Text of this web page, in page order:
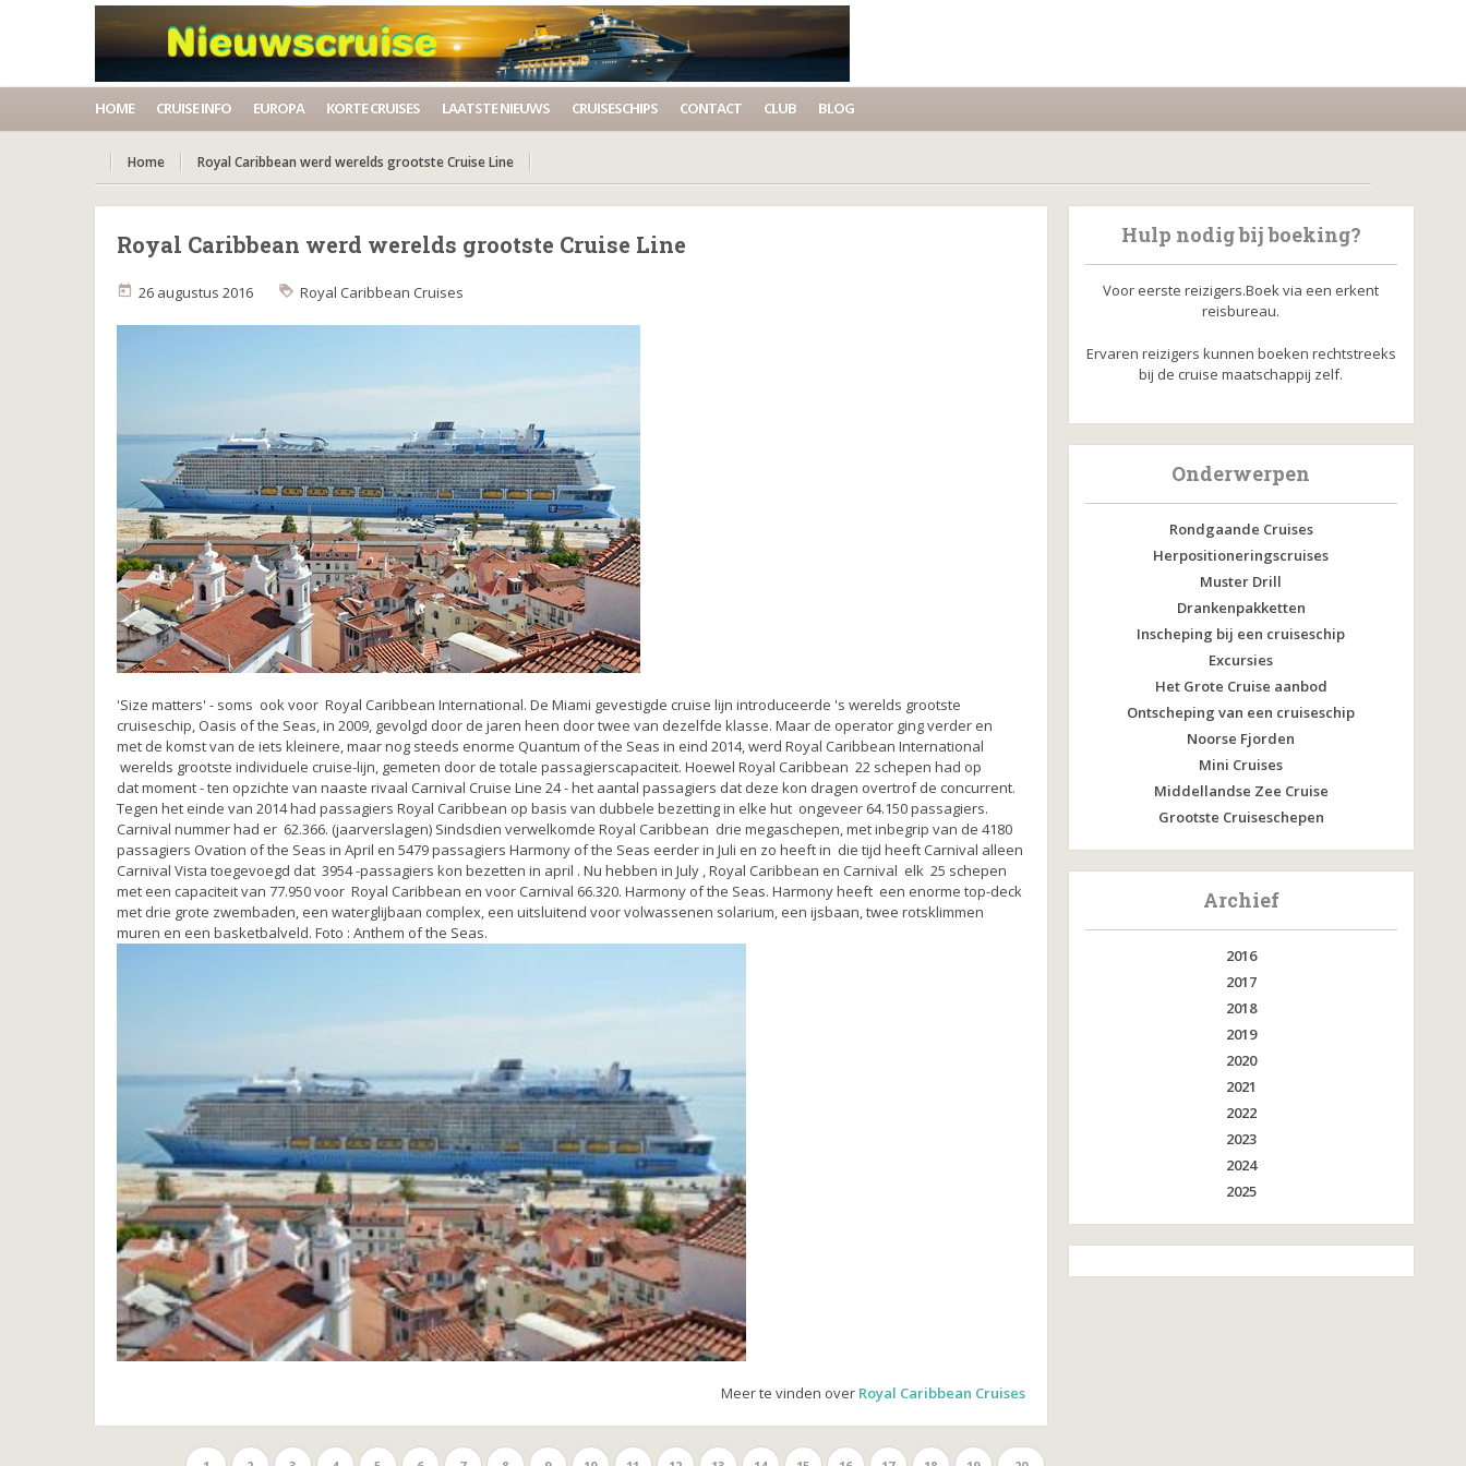
HOME CRUISE INFO EUROPA KORTE CRUISES LAATSTE NIEUWS CRUISESCHIPS CONTACT CLUB BLOG
Home Royal Caribbean werd werelds grootste Cruise Line
Royal Caribbean werd werelds grootste Cruise Line
26 augustus 2016 Royal Caribbean Cruises
'Size matters' - soms ook voor Royal Caribbean International. De Miami gevestigde cruise lijn introduceerde 's werelds grootste
cruiseschip, Oasis of the Seas, in 2009, gevolgd door de jaren heen door twee van dezelfde klasse. Maar de operator ging verder en
met de komst van de iets kleinere, maar nog steeds enorme Quantum of the Seas in eind 2014, werd Royal Caribbean International
werelds grootste individuele cruise-lijn, gemeten door de totale passagierscapaciteit. Hoewel Royal Caribbean 22 schepen had op
dat moment - ten opzichte van naaste rivaal Carnival Cruise Line 24 - het aantal passagiers dat deze kon dragen overtrof de concurrent.
Tegen het einde van 2014 had passagiers Royal Caribbean op basis van dubbele bezetting in elke hut ongeveer 64.150 passagiers.
Carnival nummer had er 62.366. (jaarverslagen) Sindsdien verwelkomde Royal Caribbean drie megaschepen, met inbegrip van de 4180
passagiers Ovation of the Seas in April en 5479 passagiers Harmony of the Seas eerder in Juli en zo heeft in die tijd heeft Carnival alleen
Carnival Vista toegevoegd dat 3954 -passagiers kon bezetten in april . Nu hebben in July , Royal Caribbean en Carnival elk 25 schepen
met een capaciteit van 77.950 voor Royal Caribbean en voor Carnival 66.320. Harmony of the Seas. Harmony heeft een enorme top-deck
met drie grote zwembaden, een waterglijbaan complex, een uitsluitend voor volwassenen solarium, een ijsbaan, twee rotsklimmen
muren en een basketbalveld. Foto : Anthem of the Seas.
Meer te vinden over Royal Caribbean Cruises
Hulp nodig bij boeking?
Voor eerste reizigers.Boek via een erkent
reisbureau.
Ervaren reizigers kunnen boeken rechtstreeks
bij de cruise maatschappij zelf.
Onderwerpen
Rondgaande Cruises
Herpositioneringscruises
Muster Drill
Drankenpakketten
Inscheping bij een cruiseschip
Excursies
Het Grote Cruise aanbod
Ontscheping van een cruiseschip
Noorse Fjorden
Mini Cruises
Middellandse Zee Cruise
Grootste Cruiseschepen
Archief
2016
2017
2018
2019
2020
2021
2022
2023
2024
2025